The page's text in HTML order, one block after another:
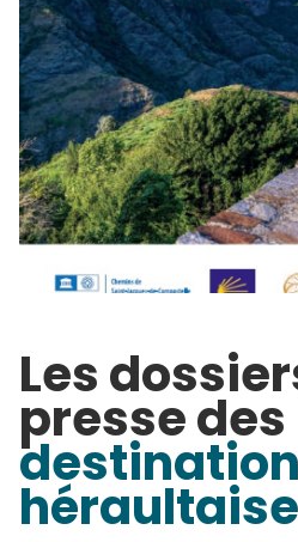
Les
presse des